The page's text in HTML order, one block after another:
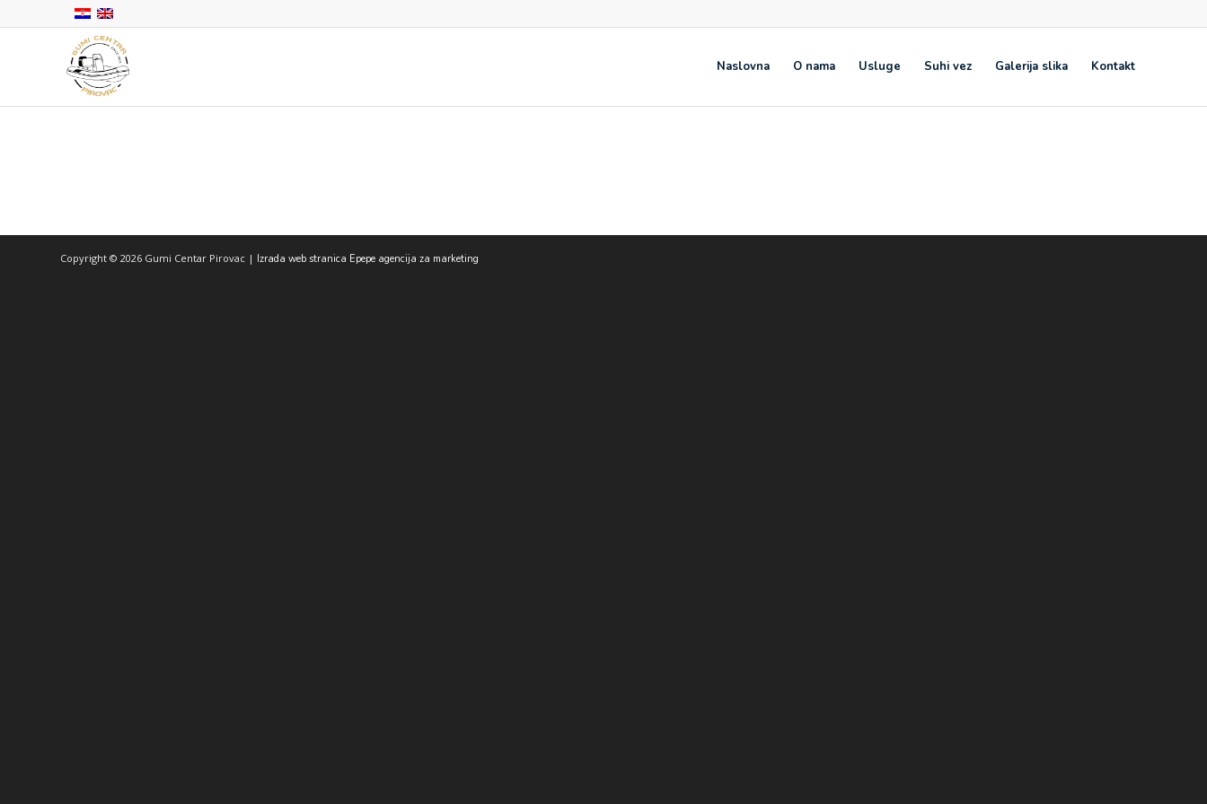
Naslovna O nama Usluge Suhi vez Galerija slika Kontakt
Copyright © 2026 Gumi Centar Pirovac | Izrada web stranica Epepe agencija za marketing